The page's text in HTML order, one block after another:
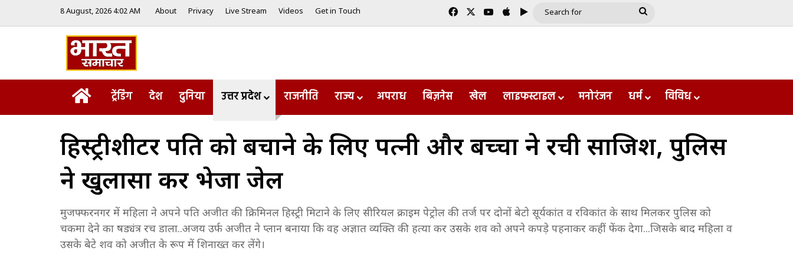
8 August, 2026 4:02 AM About Privacy Live Stream Videos Get in Touch FacebookYouTube
AppleGoogle Play
Search
Homeट्रेंडिंग देश दुनिया उत्तर प्रदेश राजनीति राज्य अपराध बिज़नेस खेल लाइफस्टाइल मनोरंजन धर्म विविध
हिस्ट्रीशीटर पति को बचाने के लिए पत्नी और बच्चों ने रची साजिश, पुलिस
ने खुलासा कर भेजा जेल
मुजफ्फरनगर में महिला ने अपने पति अजीत की क्रिमिनल हिस्ट्री मिटाने के लिए सीरियल क्राइम पेट्रोल की तर्ज पर दोनों बेटो सूर्यकांत व रविकांत के साथ मिलकर पुलिस को
चकमा देने का षड्यंत्र रच डाला..अजय उर्फ अजीत ने प्लान बनाया कि वह अज्ञात व्यक्ति की हत्या कर उसके शव को अपने कपड़े पहनाकर कहीं फेंक देगा...जिसके बाद महिला व
उसके बेटे शव को अजीत के रूप में शिनाख्त कर लेंगे।